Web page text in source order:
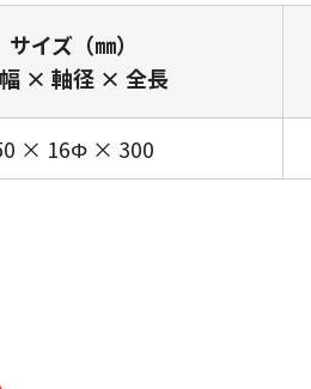
サイズ（㎜）
× 軸径 × 全長
× 16Φ × 300